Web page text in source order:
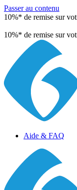
Passer au contenu
10%* de remise sur
10%* de remise sur
Aide & FAQ